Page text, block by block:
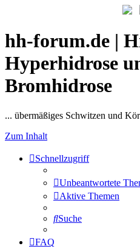
hh-forum.de |
Hyperhidrose
Bromhidrose
... übermäßiges Schwitzen und
Zum Inhalt
Schnellzugriff
Unbeantwortete
Aktive Themen
Suche
FAQ